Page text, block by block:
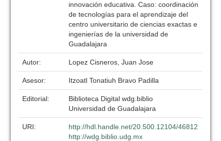
innovación educativa. Caso: coordinación
de tecnologías para el aprendizaje del
centro universitario de ciencias exactas e
ingenierías de la universidad de
Guadalajara
Autor: Lopez Cisneros, Juan Jose
Asesor: Itzoatl Tonatiuh Bravo Padilla
Editorial:
Biblioteca Digital wdg.biblio
Universidad de Guadalajara
URI:
http://hdl.handle.net/20.500.12104/46812
http://wdg.biblio.udg.mx